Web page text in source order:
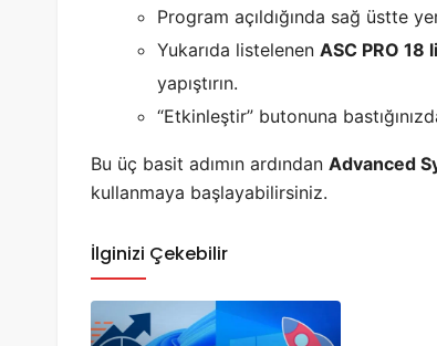
Program açıldığında sağ üstte
Yukarıda listelenen ASC PRO 18
yapıştırın.
“Etkinleştir” butonuna
Bu üç basit adımın ardından Advanced
kullanmaya başlayabilirsiniz.
İlginizi Çekebilir